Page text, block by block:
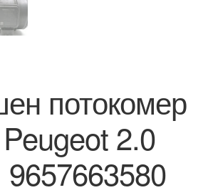
потокомер
2.0